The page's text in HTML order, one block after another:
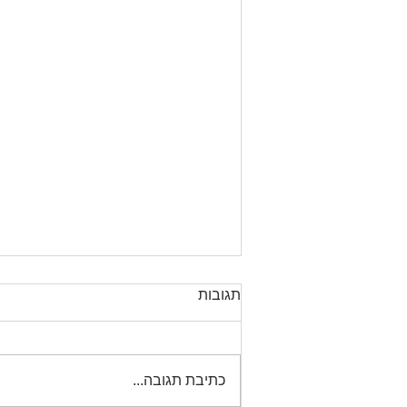
התזמון המתאים בבצוע עסקה
רמת המתאם בין הציפיות
השפעת ממד התזמון על כל אחד
תגובות
כתיבת תגובה...